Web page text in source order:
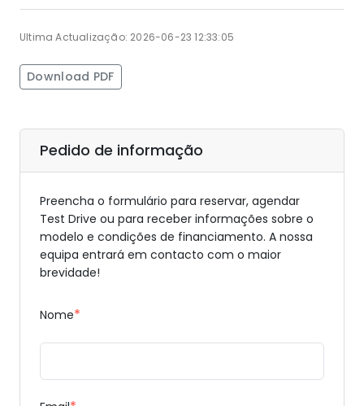
Ultima Actualização: 2026-06-23 12:33:05
Download PDF
Pedido de informação
Preencha o formulário para reservar, agendar
Test Drive ou para receber informações sobre o
modelo e condições de financiamento. A nossa
equipa entrará em contacto com o maior
brevidade!
Nome*